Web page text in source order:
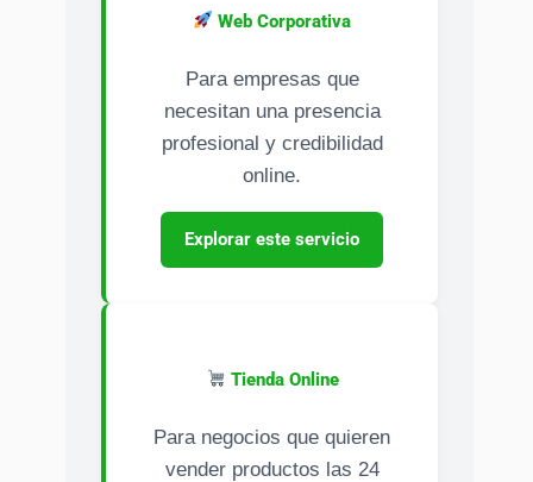
Web Corporativa
Para empresas que
necesitan una presencia
profesional y credibilidad
online.
Explorar este servicio
Tienda Online
Para negocios que quieren
vender productos las 24